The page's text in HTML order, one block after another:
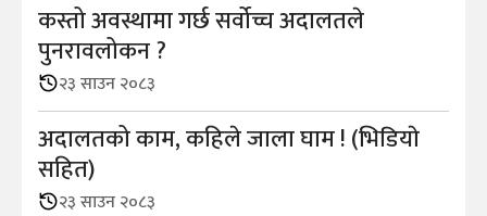
कस्तो अवस्थामा गर्छ सर्वोच्च अदालतले
पुनरावलोकन ?
२३ साउन २०८३
अदालतको काम, कहिले जाला घाम ! (भिडियाे
सहित)
२३ साउन २०८३